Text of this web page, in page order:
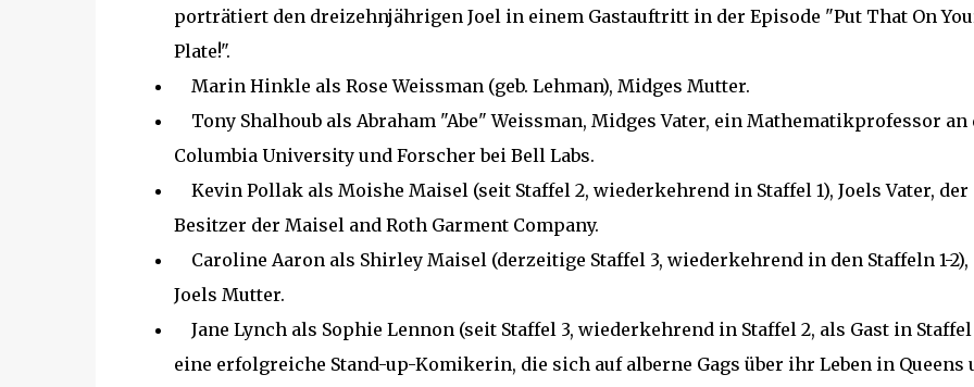
porträtiert den dreizehnjährigen Joel in einem Gastauftritt in der Episode "Put That On
Plate!".
Marin Hinkle als Rose Weissman (geb. Lehman), Midges Mutter.
Tony Shalhoub als Abraham "Abe" Weissman, Midges Vater, ein Mathematikprofessor an
Columbia University und Forscher bei Bell Labs.
Kevin Pollak als Moishe Maisel (seit Staffel 2, wiederkehrend in Staffel 1), Joels Vater, der
Besitzer der Maisel and Roth Garment Company.
Caroline Aaron als Shirley Maisel (derzeitige Staffel 3, wiederkehrend in den Staffeln 1-2),
Joels Mutter.
Jane Lynch als Sophie Lennon (seit Staffel 3, wiederkehrend in Staffel 2, als Gast in Staffel
eine erfolgreiche Stand-up-Komikerin, die sich auf alberne Gags über ihr Leben in Queens